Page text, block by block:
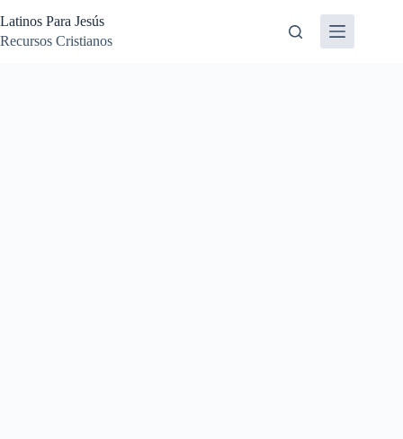
to
content
Latinos Para Jesús
Recursos Cristianos